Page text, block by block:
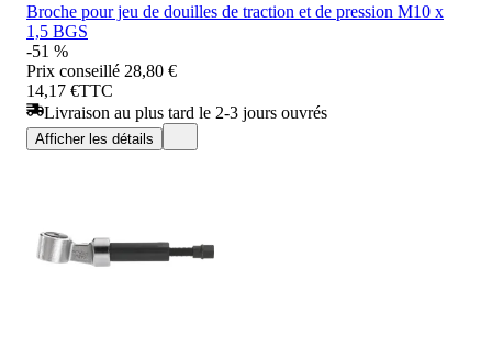
Broche pour jeu de douilles de traction et de pression M10 x
1,5 BGS
-51 %
Prix conseillé 28,80 €
14,17 €TTC
Livraison au plus tard le 2-3 jours ouvrés
Afficher les détails